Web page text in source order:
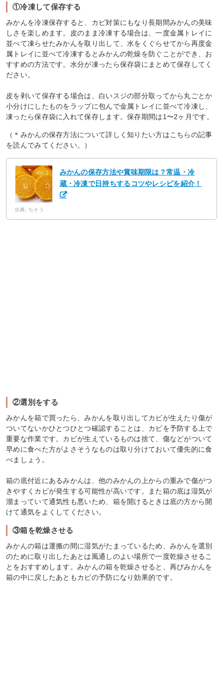
①冷凍して保存する
みかんを冷凍保存すると、カビ対策にもなり長期間みかんの美味
しさを楽しめます。皮のまま冷凍する場合は、一度金属トレイに
並べて凍らせたみかんを取り出して、水をくぐらせてから再度金
属トレイに並べて冷凍するとみかんの乾燥を防ぐことができ、お
すすめの方法です。水分が凍ったら保存袋にまとめて保存してく
ださい。
皮を剥いて保存する場合は、白いスジの部分取ってから丸ごとか
小分けにしたものをラップに包んで金属トレイに並べて冷凍し、
凍ったら保存袋に入れて保存します。保存期間は1〜2ヶ月です。
（＊みかんの保存方法について詳しく知りたい方はこちらの記事
を読んでみてください。）
みかんの保存方法や賞味期限は？常温・冷
蔵・冷凍で日持ちするコツやレシピを紹介！
出典: ちそう
②選別をする
みかんを箱で買ったら、みかんを取り出してカビが生えたり傷が
ついてないかひとつひとつ確認することは、カビを予防する上で
重要な作業です。カビが生えているものは捨て、傷などがついて
早めに食べた方がよさそうなものは取り分けておいて優先的に食
べましょう。
箱の底付近にあるみかんは、他のみかんの上からの重みで傷がつ
きやすくカビが発生する可能性が高いです。また箱の底は湿気が
溜まっていて通気性も悪いため、箱を開けるときは底の方から開
けて通気をよくしてください。
③箱を乾燥させる
みかんの箱は運搬の間に湿気がたまっているため、みかんを選別
のために取り出したあとは風通しのよい場所で一度乾燥させるこ
とをおすすめします。みかんの箱を乾燥させると、再びみかんを
箱の中に戻したあともカビの予防になり効果的です。